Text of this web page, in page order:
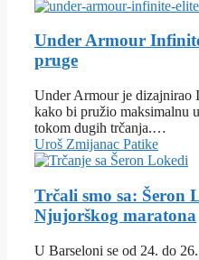
Under Armour
pruge
Under Armour je dizajnirao
kako bi pružio maksimalnu
tokom dugih trčanja.…
Uroš Zmijanac Patike
Trčali smo sa: Šeron
Njujorškog maratona
U Barseloni se od 24. do